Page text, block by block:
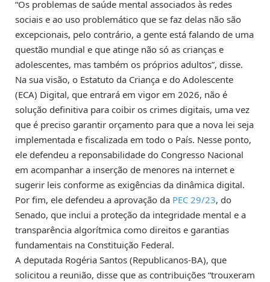
“Os problemas de saúde mental associados às redes
sociais e ao uso problemático que se faz delas não são
excepcionais, pelo contrário, a gente está falando de uma
questão mundial e que atinge não só as crianças e
adolescentes, mas também os próprios adultos”, disse.
Na sua visão, o Estatuto da Criança e do Adolescente
(ECA) Digital, que entrará em vigor em 2026, não é
solução definitiva para coibir os crimes digitais, uma vez
que é preciso garantir orçamento para que a nova lei seja
implementada e fiscalizada em todo o País. Nesse ponto,
ele defendeu a reponsabilidade do Congresso Nacional
em acompanhar a inserção de menores na internet e
sugerir leis conforme as exigências da dinâmica digital.
Por fim, ele defendeu a aprovação da PEC 29/23, do
Senado, que inclui a proteção da integridade mental e a
transparência algorítmica como direitos e garantias
fundamentais na Constituição Federal.
A deputada Rogéria Santos (Republicanos-BA), que
solicitou a reunião, disse que as contribuições “trouxeram